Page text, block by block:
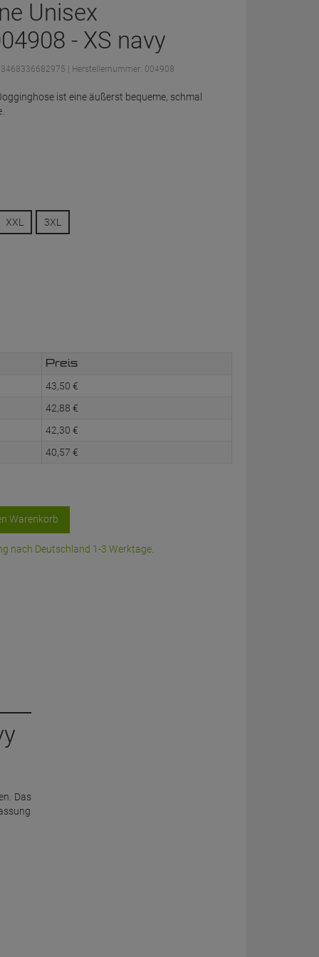
Unisex
- XS navy
3468336682975 | Herstellernummer: 004908
ist eine äußerst bequeme, schmal
XXL 3XL
Preis
43, 50 €
42, 88 €
42, 30 €
40, 57 €
Warenkorb
nach Deutschland 1-3 Werktage.
Das